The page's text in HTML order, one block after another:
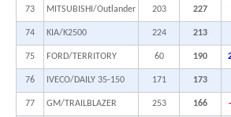
73 MITSUBISHI/Outlander 203 227
74 KIA/K2500 224 213
75 FORD/TERRITORY 60 190
76 IVECO/DAILY 35-150 171 173
77 GM/TRAILBLAZER 253 166